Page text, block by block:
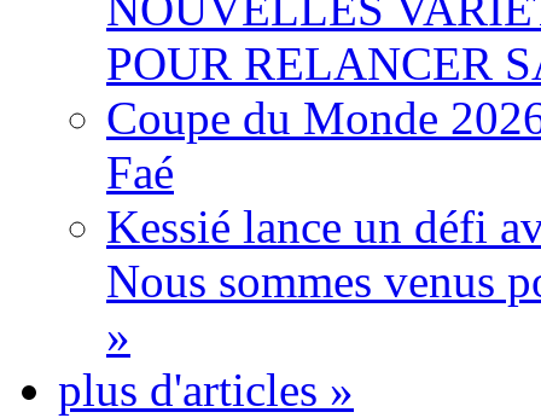
POUR RELANCER
Coupe du Monde
Faé
Kessié lance un défi
Nous sommes venus
»
plus d'articles »